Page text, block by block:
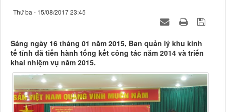
Thứ ba - 15/08/2017 23:45
Sáng ngày 16 tháng 01 năm 2015, Ban quản lý khu kinh
tế tỉnh đã tiến hành tổng kết công tác năm 2014 và triển
khai nhiệm vụ năm 2015.